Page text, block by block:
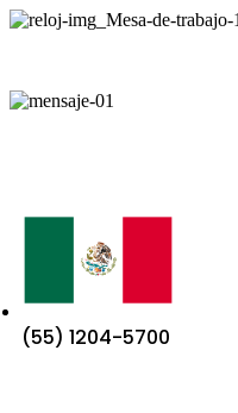
(55) 1204-5700